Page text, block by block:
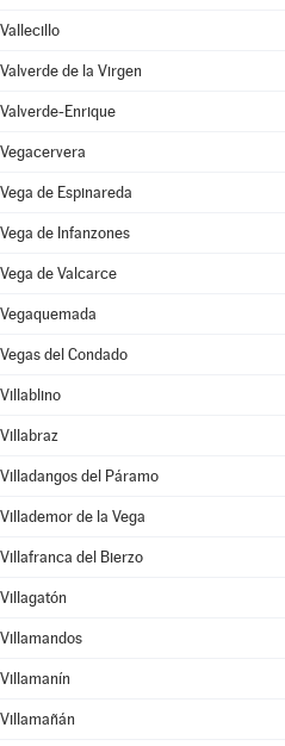
Vallecillo
Valverde de la Virgen
Valverde-Enrique
Vegacervera
Vega de Espinareda
Vega de Infanzones
Vega de Valcarce
Vegaquemada
Vegas del Condado
Villablino
Villabraz
Villadangos del Páramo
Villademor de la Vega
Villafranca del Bierzo
Villagatón
Villamandos
Villamanín
Villamañán